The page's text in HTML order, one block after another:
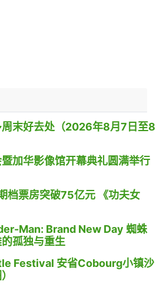
周末好去处（2026年8月7日至8
加华影像馆开幕典礼圆满举行
档票房突破75亿元 《功夫女
Man: Brand New Day 蜘蛛
孤独与重生
Festival 安省Cobourg小镇沙